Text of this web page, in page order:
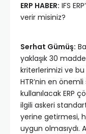
ERP HABER: IFS
verir misiniz?
Serhat Gümüş:
yaklaşık 30
kriterlerimizi ve bu
HTR’nin en
kullanılacak ERP
ilgili askeri
yerine getirmesi,
uygun olmasıydı.